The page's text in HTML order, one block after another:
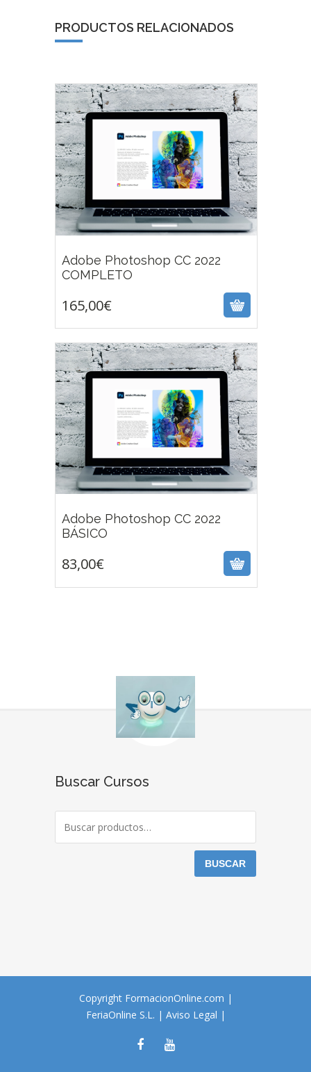
PRODUCTOS RELACIONADOS
Adobe Photoshop CC 2022
COMPLETO
165,00€
165,00 €
Adobe Photoshop CC 2022
BÁSICO
83,00€
83,00
Buscar Cursos
BUSCAR
Copyright FormacionOnline.com |
FeriaOnline S.L. | Aviso Legal |